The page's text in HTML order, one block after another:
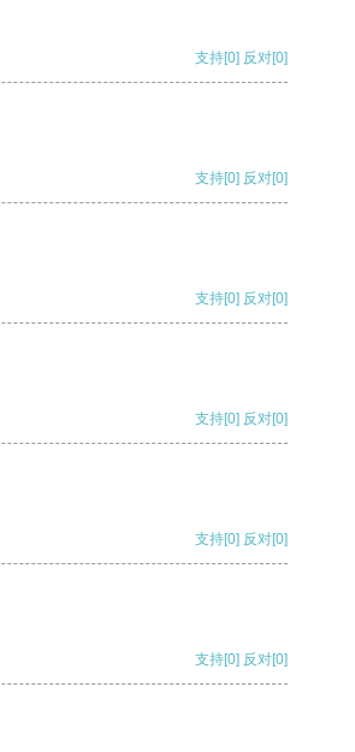
支持[0] 反对[0]
支持[0] 反对[0]
支持[0] 反对[0]
支持[0] 反对[0]
支持[0] 反对[0]
支持[0] 反对[0]